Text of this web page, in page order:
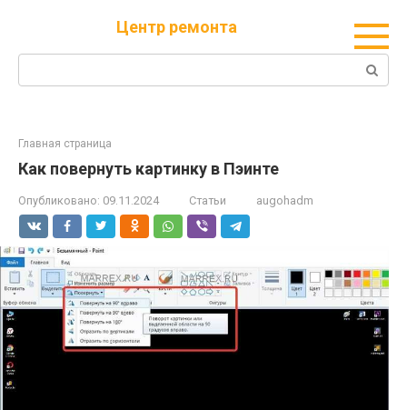
Центр ремонта
Поиск:
Главная страница
Как повернуть картинку в Пэинте
Опубликовано: 09.11.2024 Статьи augohadm